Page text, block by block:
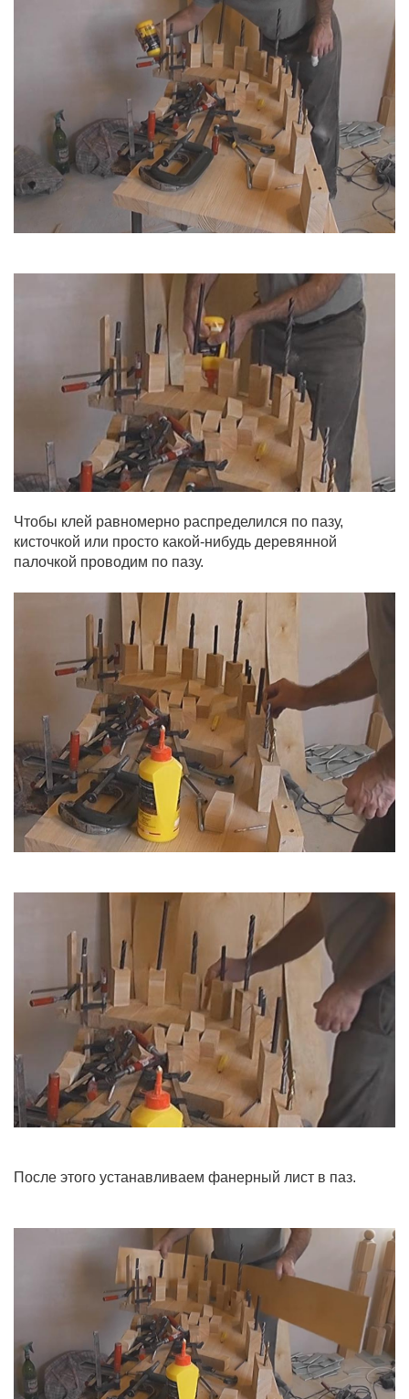
Чтобы клей равномерно распределился по пазу,
кисточкой или просто какой-нибудь деревянной
палочкой проводим по пазу.
После этого устанавливаем фанерный лист в паз.